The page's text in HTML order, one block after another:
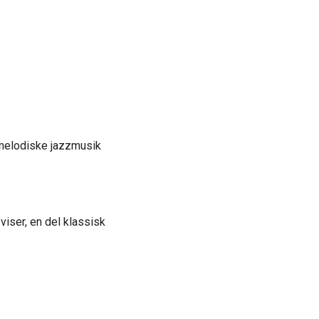
jazzmusik
en del klassisk